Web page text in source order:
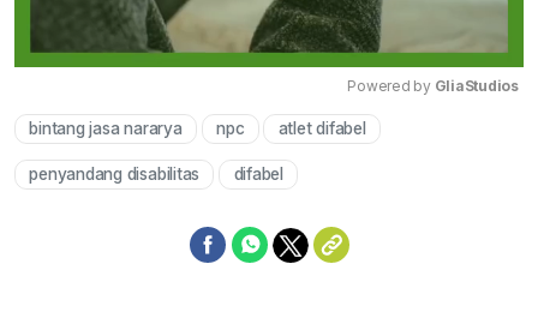
Powered by GliaStudios
bintang jasa nararya npc atlet difabel
penyandang disabilitas difabel